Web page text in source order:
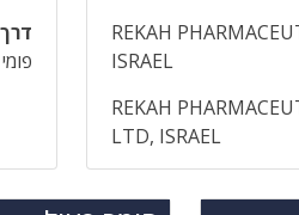
REKAH
ISRAEL
REKAH
LTD, ISRAEL
פומי